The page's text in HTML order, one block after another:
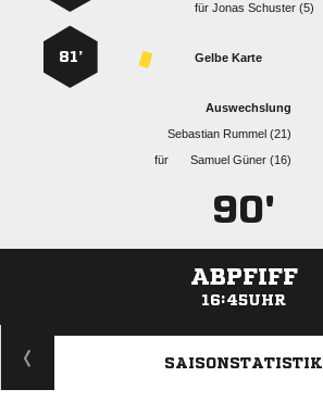
für  
Gelbe Karte
81’
Auswechslung
  
für
  
90'
ABPFIFF
16:45UHR
ANZEIGE
SAISONSTATISTIK